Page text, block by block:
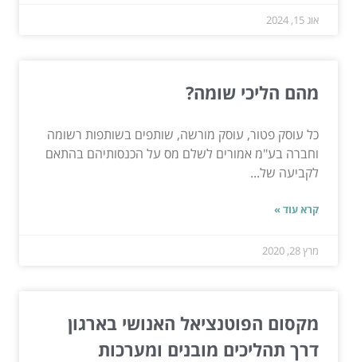
אוג 15, 2024
מהם הליכי שומה?
כל עוסק פטור, עוסק מורשה, שותפים בשותפות רשומה
וחברה בע"מ אמורים לשלם מס על הכנסותיהם בהתאם
לקביעה של...
קרא עוד »
מרץ 28, 2020
מקסום הפוטנציאל האנושי בארגון
דרך תהליכים מובנים ומערכות